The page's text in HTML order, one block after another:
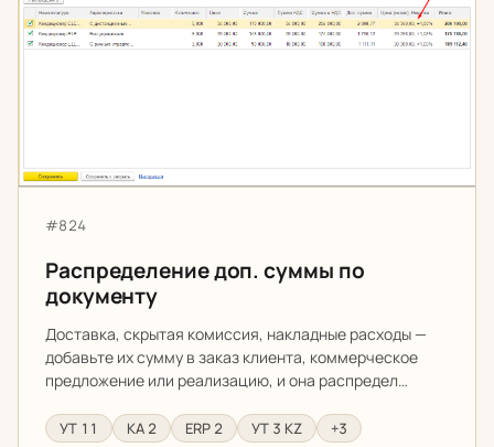
Артикул:
#824
Распределение доп. суммы по
документу
Доставка, скрытая комиссия, накладные расходы —
добавьте их сумму в заказ клиента, коммерческое
предложение или реализацию, и она распредел…
УТ 11 КА 2 ERP 2 УТ 3 KZ +3